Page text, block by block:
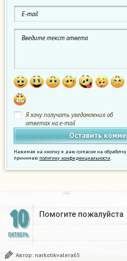
Я хочу получать уведомления об
ответах на e-mail
Нажимая на кнопку я даю согласие на
принимаю политику конфиденциальности.
10
ОКТЯБРЬ
Помогите пожалуйста ​
Автор: narkotikvalera65